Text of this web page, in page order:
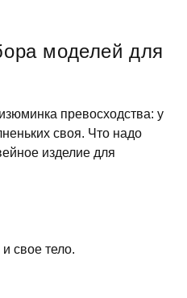
моделей для
превосходства: у
своя. Что надо
изделие для
свое тело.